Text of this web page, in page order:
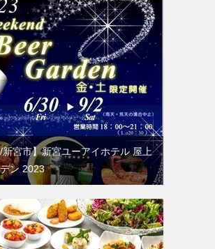
/新宮市】新宮ユーアイホテル 屋上
ン 2023